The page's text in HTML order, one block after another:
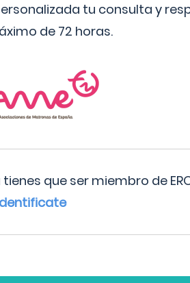
tu consulta y
de 72 horas.
que ser miembro de